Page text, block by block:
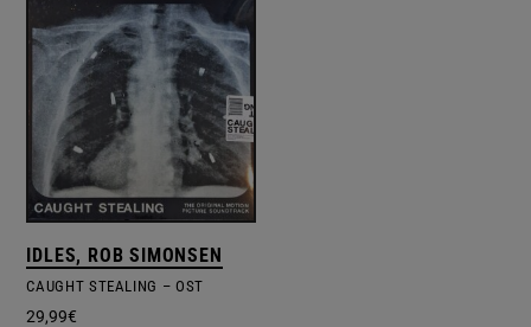
IDLES, ROB SIMONSEN
CAUGHT STEALING – OST
29,99€